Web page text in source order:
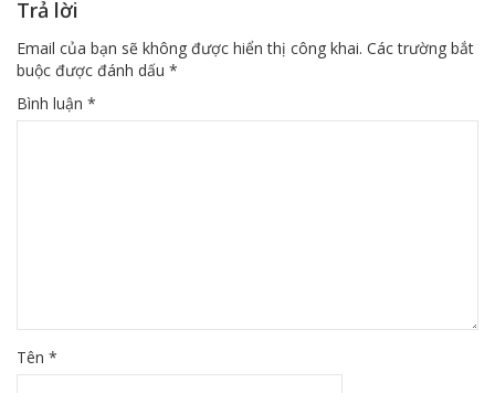
Trả lời
Email của bạn sẽ không được hiển thị công khai. Các trường bắt
buộc được đánh dấu *
Bình luận *
Tên *